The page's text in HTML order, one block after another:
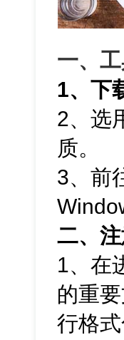
一、
1、下
2、选
质。
3、前
二、
1、在
的重
行格式